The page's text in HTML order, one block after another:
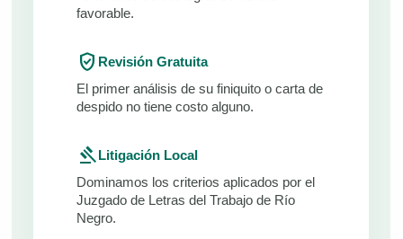
favorable.
verified_user Revisión Gratuita
El primer análisis de su finiquito o carta de
despido no tiene costo alguno.
gavelLitigación Local
Dominamos los criterios aplicados por el
Juzgado de Letras del Trabajo de Río
Negro.